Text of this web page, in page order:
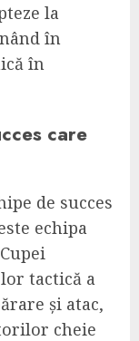
la
în
în
care
de succes
echipa
tactică a
și atac,
cheie